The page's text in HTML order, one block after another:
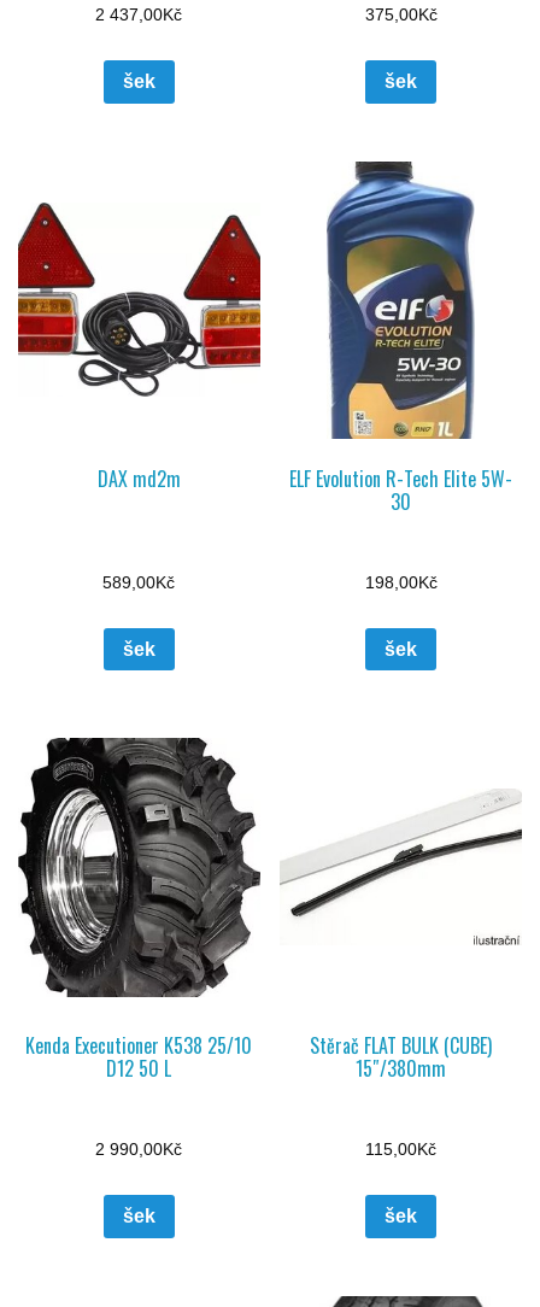
2 437,00Kč
šek
375,00Kč
šek
DAX md2m
589,00Kč
šek
ELF Evolution R-Tech Elite 5W-
30
198,00Kč
šek
Kenda Executioner K538 25/10
D12 50 L
2 990,00Kč
šek
Stěrač FLAT BULK (CUBE)
15″/380mm
115,00Kč
šek